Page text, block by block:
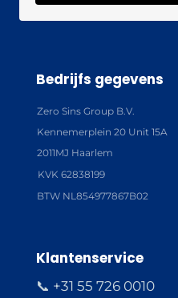
Bedrijfs gegevens
Zero Sins Group B.V.
Kennemerplein 20 Unit 15A
2011MJ Haarlem
KVK 62838199
BTW NL854977867B02
Klantenservice
📞 +31 55 726 0010